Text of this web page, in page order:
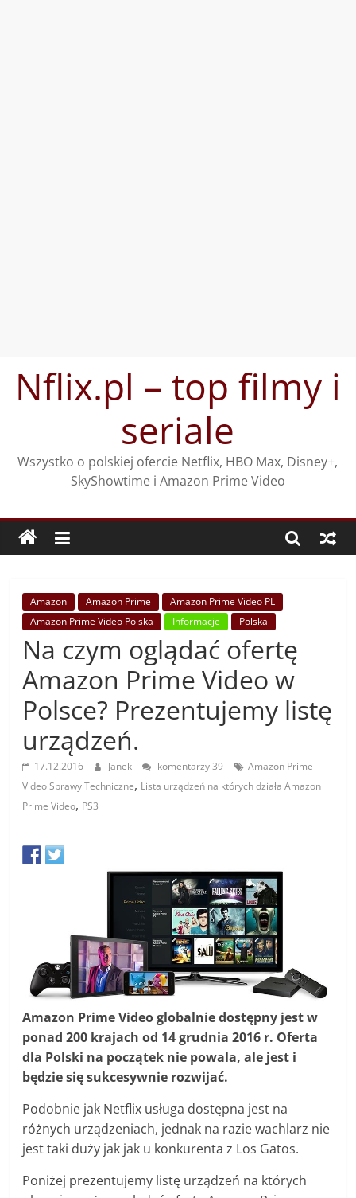
treściNflix.pl – top filmy i
seriale
Wszystko o polskiej ofercie Netflix, HBO Max, Disney+,
SkyShowtime i Amazon Prime Video
Amazon Amazon Prime
Amazon Prime Video PL
Amazon Prime Video Polska
Informacje Polska
Na czym oglądać ofertę
Amazon Prime Video w
Polsce? Prezentujemy listę
urządzeń.
17.12.2016 Janek komentarzy 39
Amazon Prime
Video Sprawy Techniczne, Lista urządzeń na których działa Amazon
Prime Video, PS3
Amazon Prime Video globalnie dostępny jest w
ponad 200 krajach od 14 grudnia 2016 r. Oferta
dla Polski na początek nie powala, ale jest i
będzie się sukcesywnie rozwijać.
Podobnie jak Netflix usługa dostępna jest na
różnych urządzeniach, jednak na razie wachlarz nie
jest taki duży jak jak u konkurenta z Los Gatos.
Poniżej prezentujemy listę urządzeń na których